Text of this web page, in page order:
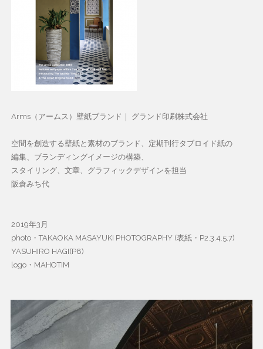
Arms（アームス）壁紙ブランド｜ グランド印刷株式会社
空間を創造する壁紙と素材のブランド、定期刊行タブロイド紙の
編集、ブランディングイメージの構築、
スタイリング、文章、グラフィックデザインを担当
阪倉みち代
2019年3月
photo・TAKAOKA MASAYUKI PHOTOGRAPHY (表紙・P2.3.4.5.7)
YASUHIRO HAGI(P8)
logo・MAHOTIM